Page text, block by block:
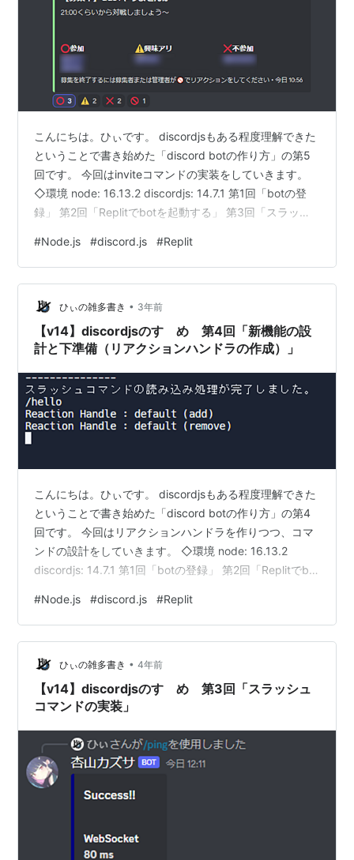
こんにちは。ひぃです。 discordjsもある程度理解できた
ということで書き始めた「discord botの作り方」の第5
回です。 今回はinviteコマンドの実装をしていきます。
◇環境 node: 16.13.2 discordjs: 14.7.1 第1回「botの登
録」 第2回「Replitでbotを起動する」 第3回「スラッシ
アクションハンドラの作成）」 第5回「inviteコマンドの
実装」 第6回「24時間運用していくために」 5．inviteコ
マンドの実装 今回目指す成果 ファイル構成 string.js
config.js i…
#Node.js #discord.js #Replit
ひぃの雑多書き • 3年前
【v14】discordjsのすゝめ 第4回「新機能の設
計と下準備（リアクションハンドラの作成）」
こんにちは。ひぃです。 discordjsもある程度理解できた
ということで書き始めた「discord botの作り方」の第4
回です。 今回はリアクションハンドラを作りつつ、コマ
ンドの設計をしていきます。 ◇環境 node: 16.13.2
discordjs: 14.7.1 第1回「botの登録」 第2回「Replitでbot
回「新機能の設計と下準備（リアクションハンドラの作
成）」 第5回「inviteコマンドの実装」 第6回「24時間運
用していくために」 4．新機能の設計と下準備（リアク
ションハンドラの作成） 今回目指す成果 ファイル構成…
#Node.js #discord.js #Replit
ひぃの雑多書き • 4年前
【v14】discordjsのすゝめ 第3回「スラッシュ
コマンドの実装」